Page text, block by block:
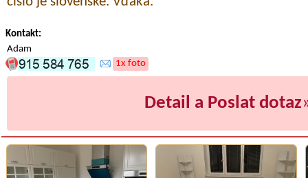
Kontakt:
Adam
1x foto
Detail a Poslat dotaz